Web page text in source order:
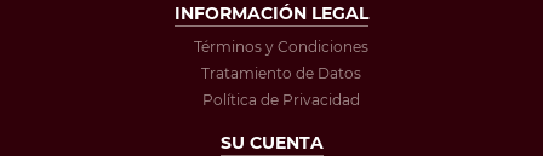
INFORMACIÓN LEGAL
Términos y Condiciones
Tratamiento de Datos
Política de Privacidad
SU CUENTA